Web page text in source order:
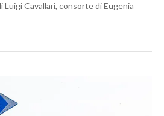
Cavallari, consorte di Eugenia